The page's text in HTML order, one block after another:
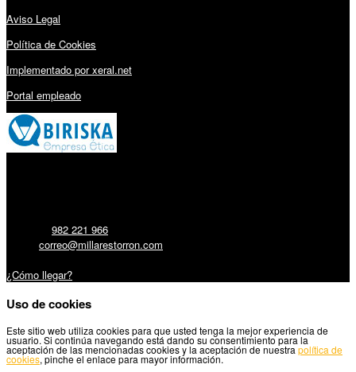
Aviso Legal
Política de Cookies
Implementado por xeral.net
Portal empleado
982 221 966
correo@millarestorron.com
¿Cómo llegar?
Uso de cookies
Este sitio web utiliza cookies para que usted tenga la mejor experiencia de
usuario. Si continúa navegando está dando su consentimiento para la
aceptación de las mencionadas cookies y la aceptación de nuestra política de
cookies, pinche el enlace para mayor información.